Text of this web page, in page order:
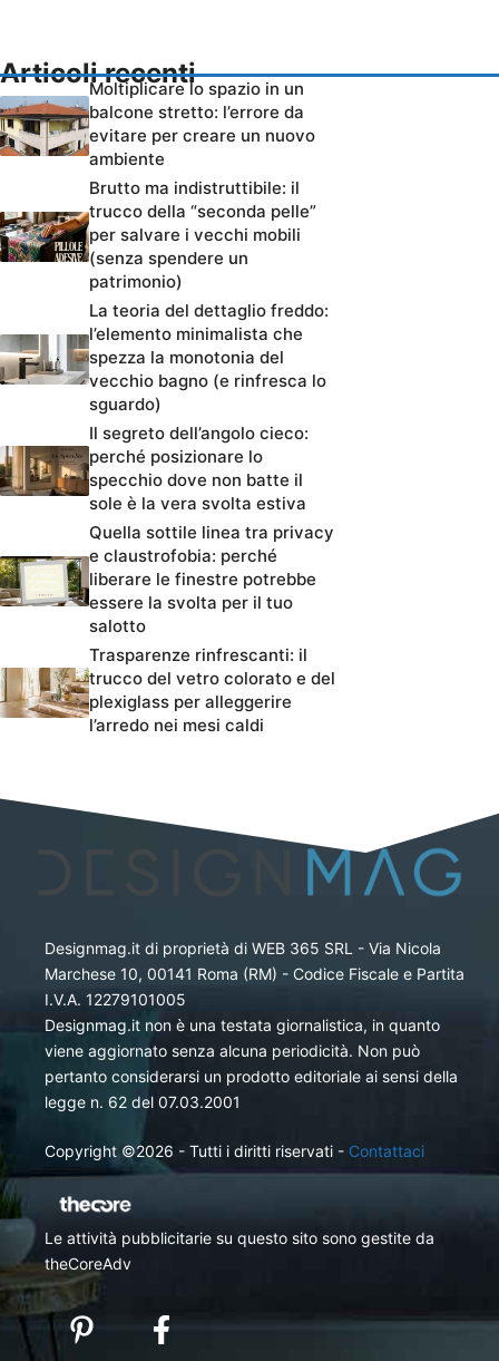
Articoli recenti
Moltiplicare lo spazio in un
balcone stretto: l’errore da
evitare per creare un nuovo
ambiente
Brutto ma indistruttibile: il
trucco della “seconda pelle”
per salvare i vecchi mobili
(senza spendere un
patrimonio)
La teoria del dettaglio freddo:
l’elemento minimalista che
spezza la monotonia del
vecchio bagno (e rinfresca lo
sguardo)
Il segreto dell’angolo cieco:
perché posizionare lo
specchio dove non batte il
sole è la vera svolta estiva
Quella sottile linea tra privacy
e claustrofobia: perché
liberare le finestre potrebbe
essere la svolta per il tuo
salotto
Trasparenze rinfrescanti: il
trucco del vetro colorato e del
plexiglass per alleggerire
l’arredo nei mesi caldi
Designmag.it di proprietà di WEB 365 SRL - Via Nicola
Marchese 10, 00141 Roma (RM) - Codice Fiscale e Partita
I.V.A. 12279101005
Designmag.it non è una testata giornalistica, in quanto
viene aggiornato senza alcuna periodicità. Non può
pertanto considerarsi un prodotto editoriale ai sensi della
legge n. 62 del 07.03.2001
Copyright ©2026 - Tutti i diritti riservati - Contattaci
Le attività pubblicitarie su questo sito sono gestite da
theCoreAdv